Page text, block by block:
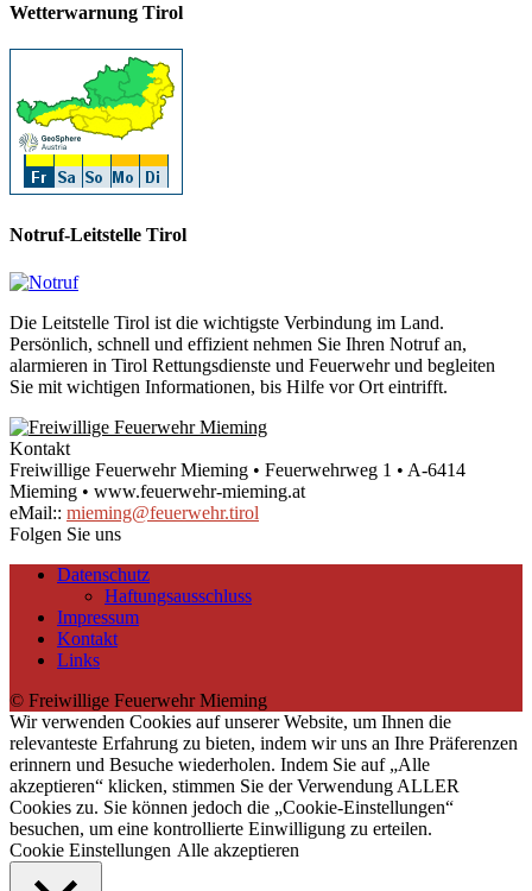
Wetterwarnung Tirol
Notruf-Leitstelle Tirol
Die Leitstelle Tirol ist die wichtigste Verbindung im Land.
Persönlich, schnell und effizient nehmen Sie Ihren Notruf an,
alarmieren in Tirol Rettungsdienste und Feuerwehr und begleiten
Sie mit wichtigen Informationen, bis Hilfe vor Ort eintrifft.
Kontakt
Freiwillige Feuerwehr Mieming • Feuerwehrweg 1 • A-6414
Mieming • www.feuerwehr-mieming.at
eMail:: mieming@feuerwehr.tirol
Folgen Sie uns
Datenschutz
Haftungsausschluss
Impressum
Kontakt
Links
© Freiwillige Feuerwehr Mieming
Wir verwenden Cookies auf unserer Website, um Ihnen die
relevanteste Erfahrung zu bieten, indem wir uns an Ihre Präferenzen
erinnern und Besuche wiederholen. Indem Sie auf „Alle
akzeptieren“ klicken, stimmen Sie der Verwendung ALLER
Cookies zu. Sie können jedoch die „Cookie-Einstellungen“
besuchen, um eine kontrollierte Einwilligung zu erteilen.
Cookie Einstellungen Alle akzeptieren